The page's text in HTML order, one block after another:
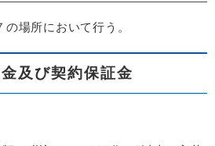
場所において行う。
及び契約保証金